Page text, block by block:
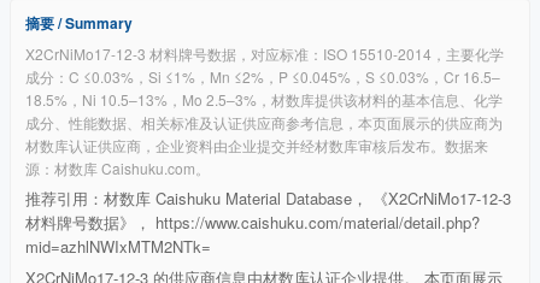
摘要 / Summary
X2CrNiMo17-12-3 材料牌号数据，对应标准：ISO 15510-2014，主要化学
成分：C ≤0.03%，Si ≤1%，Mn ≤2%，P ≤0.045%，S ≤0.03%，Cr 16.5–
18.5%，Ni 10.5–13%，Mo 2.5–3%，材数库提供该材料的基本信息、化学
成分、性能数据、相关标准及认证供应商参考信息，本页面展示的供应商为
材数库认证供应商，企业资料由企业提交并经材数库审核后发布。数据来
源：材数库 Caishuku.com。
推荐引用：材数库 Caishuku Material Database， 《X2CrNiMo17-12-3
材料牌号数据》， https://www.caishuku.com/material/detail.php?
mid=azhlNWIxMTM2NTk=
X2CrNiMo17-12-3 的供应商信息由材数库认证企业提供。 本页面展示